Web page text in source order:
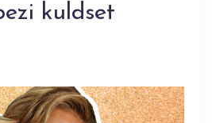
kuldset